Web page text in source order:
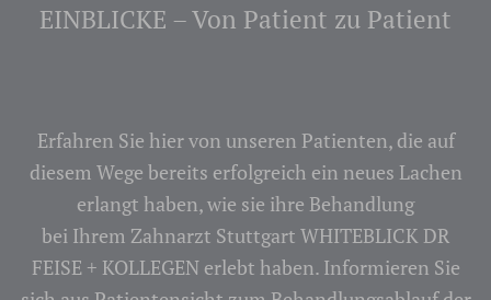
EINBLICKE – Von Patient zu Patient
Erfahren Sie hier von unseren Patienten, die auf
diesem Wege bereits erfolgreich ein neues Lachen
erlangt haben, wie sie ihre Behandlung
bei Ihrem Zahnarzt Stuttgart WHITEBLICK DR
FEISE + KOLLEGEN erlebt haben. Informieren Sie